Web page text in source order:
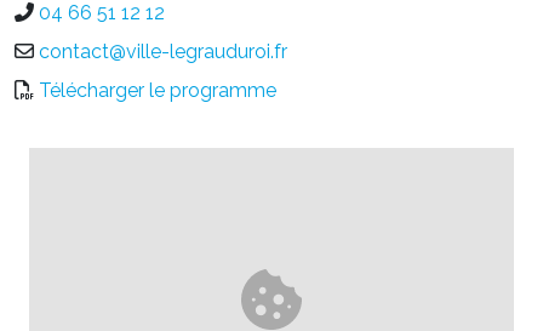
04 66 51 12 12
contact@ville-legrauduroi.fr
Télécharger le programme